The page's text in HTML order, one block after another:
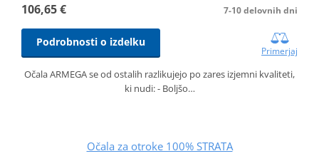
106,65 € 7-10 delovnih dni
Podrobnosti o izdelku
Primerjaj
Očala ARMEGA se od ostalih razlikujejo po zares izjemni kvaliteti,
ki nudi: - Boljšo…
Očala za otroke 100% STRATA